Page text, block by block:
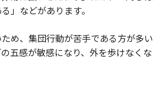
」などがあります。
め、集団行動が苦手である方が多
五感が敏感になり、外を歩けなく